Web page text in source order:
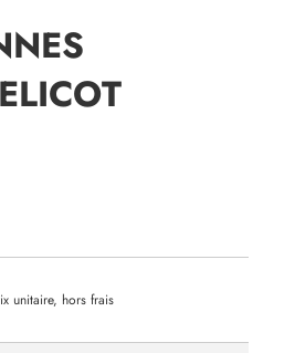
unitaire, hors frais